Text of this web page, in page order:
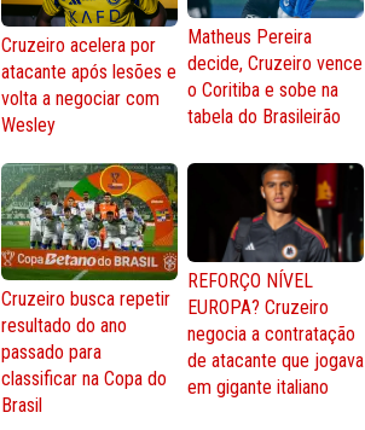
Cruzeiro acelera por
atacante após lesões e
volta a negociar com
Wesley
Matheus Pereira
decide, Cruzeiro vence
o Coritiba e sobe na
tabela do Brasileirão
Cruzeiro busca repetir
resultado do ano
passado para
classificar na Copa do
Brasil
REFORÇO NÍVEL
EUROPA? Cruzeiro
negocia a contratação
de atacante que jogava
em gigante italiano